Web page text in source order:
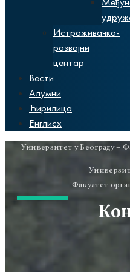
Истраживачко-
развојни
центар
Вести
Алумни
Ћирилица
Енглисх
Универзитет у Београду –
Факултет